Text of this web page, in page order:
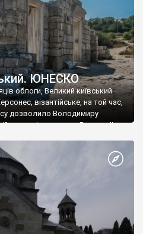
ЮНЕСКО
облоги, Великий київський
візантійське, на той час,
дозволило Володимиру
імператору Василю ІІ, та
став Василем-християнином.
На честь Херсонесу Таврійського